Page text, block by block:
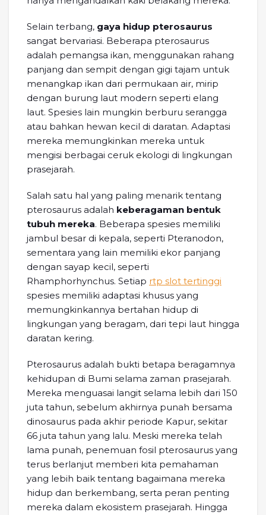
Selain terbang, gaya hidup pterosaurus
sangat bervariasi. Beberapa pterosaurus
adalah pemangsa ikan, menggunakan rahang
panjang dan sempit dengan gigi tajam untuk
menangkap ikan dari permukaan air, mirip
dengan burung laut modern seperti elang
laut. Spesies lain mungkin berburu serangga
atau bahkan hewan kecil di daratan. Adaptasi
mereka memungkinkan mereka untuk
mengisi berbagai ceruk ekologi di lingkungan
prasejarah.
Salah satu hal yang paling menarik tentang
pterosaurus adalah keberagaman bentuk
tubuh mereka. Beberapa spesies memiliki
jambul besar di kepala, seperti Pteranodon,
sementara yang lain memiliki ekor panjang
dengan sayap kecil, seperti
Rhamphorhynchus. Setiap rtp slot tertinggi
spesies memiliki adaptasi khusus yang
memungkinkannya bertahan hidup di
lingkungan yang beragam, dari tepi laut hingga
daratan kering.
Pterosaurus adalah bukti betapa beragamnya
kehidupan di Bumi selama zaman prasejarah.
Mereka menguasai langit selama lebih dari 150
juta tahun, sebelum akhirnya punah bersama
dinosaurus pada akhir periode Kapur, sekitar
66 juta tahun yang lalu. Meski mereka telah
lama punah, penemuan fosil pterosaurus yang
terus berlanjut memberi kita pemahaman
yang lebih baik tentang bagaimana mereka
hidup dan berkembang, serta peran penting
mereka dalam ekosistem prasejarah. Hingga